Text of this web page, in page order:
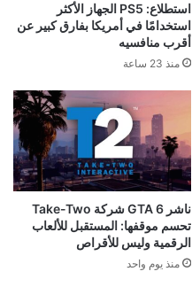
استطلاع: PS5 الجهاز الأكثر
استخدامًا في أمريكا بفارق كبير عن
أقرب منافسيه
منذ 23 ساعة
ناشر GTA 6 شركة Take-Two
تحسم موقفها: المستقبل للألعاب
الرقمية وليس للأقراص
منذ يوم واحد